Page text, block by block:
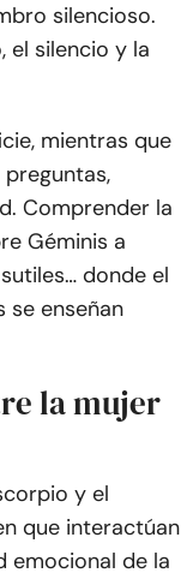
silencioso.
el silencio y la
mientras que
Comprender la
Géminis a
donde el
se enseñan
la mujer
y el
que interactúan
emocional de la